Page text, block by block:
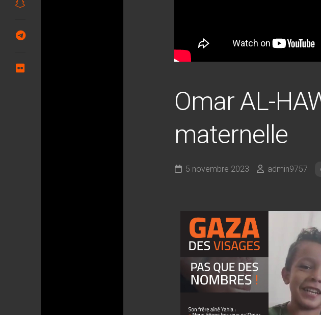
Omar AL-
maternelle
5 novembre 2023 admin9757